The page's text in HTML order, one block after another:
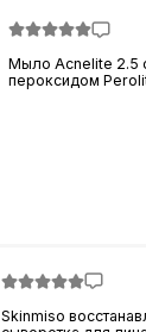
Мыло Acnelite 2.5
пероксидом
Skinmiso